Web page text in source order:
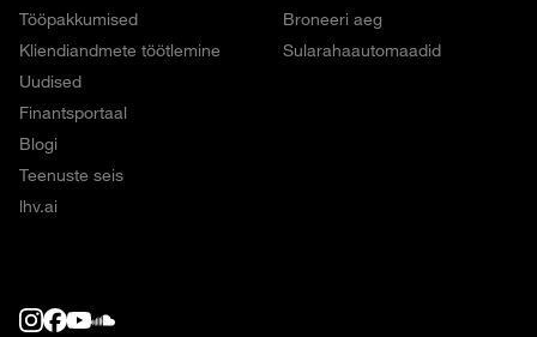
Tööpakkumised
Kliendiandmete töötlemine
Uudised
Finantsportaal
Blogi
Teenuste seis
lhv.ai
Broneeri aeg
Sularahaautomaadid